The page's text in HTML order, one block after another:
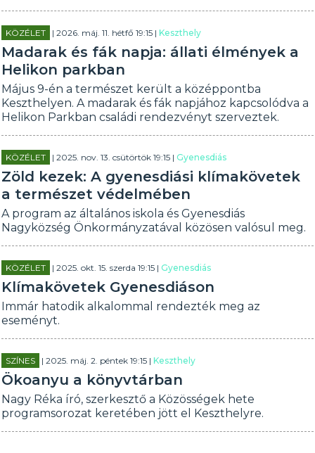
KÖZÉLET | 2026. máj. 11. hétfő 19:15 |Keszthely
Madarak és fák napja: állati élmények a
Helikon parkban
Május 9-én a természet került a középpontba
Keszthelyen. A madarak és fák napjához kapcsolódva a
Helikon Parkban családi rendezvényt szerveztek.
KÖZÉLET | 2025. nov. 13. csütörtök 19:15 |Gyenesdiás
Zöld kezek: A gyenesdiási klímakövetek
a természet védelmében
A program az általános iskola és Gyenesdiás
Nagyközség Önkormányzatával közösen valósul meg.
KÖZÉLET | 2025. okt. 15. szerda 19:15 |Gyenesdiás
Klímakövetek Gyenesdiáson
Immár hatodik alkalommal rendezték meg az
eseményt.
SZÍNES | 2025. máj. 2. péntek 19:15 |Keszthely
Ökoanyu a könyvtárban
Nagy Réka író, szerkesztő a Közösségek hete
programsorozat keretében jött el Keszthelyre.